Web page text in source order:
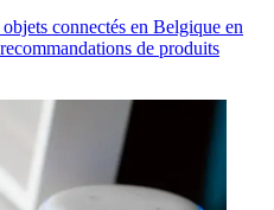
connectés en Belgique en
de produits